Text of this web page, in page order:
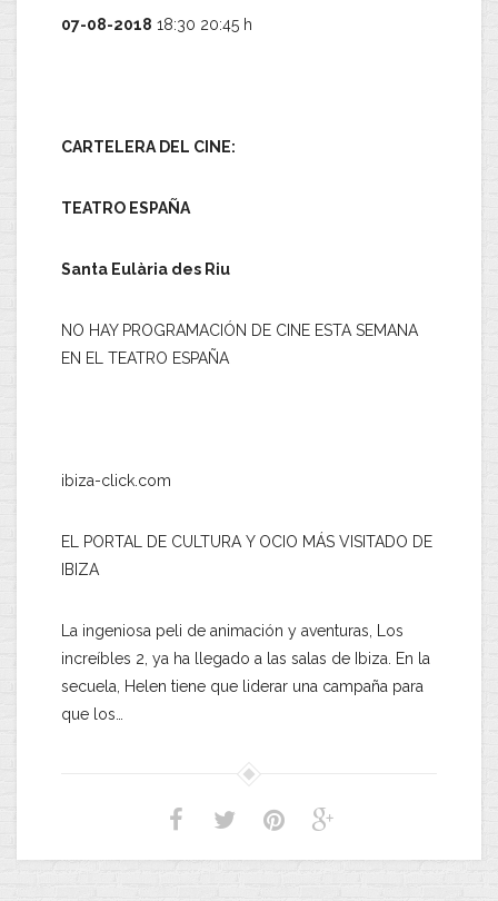
07-08-2018 18:30 20:45 h
CARTELERA DEL CINE:
TEATRO ESPAÑA
Santa Eulària des Riu
NO HAY PROGRAMACIÓN DE CINE ESTA SEMANA
EN EL TEATRO ESPAÑA
ibiza-click.com
EL PORTAL DE CULTURA Y OCIO MÁS VISITADO DE
IBIZA
La ingeniosa peli de animación y aventuras, Los
increíbles 2, ya ha llegado a las salas de Ibiza. En la
secuela, Helen tiene que liderar una campaña para
que los…